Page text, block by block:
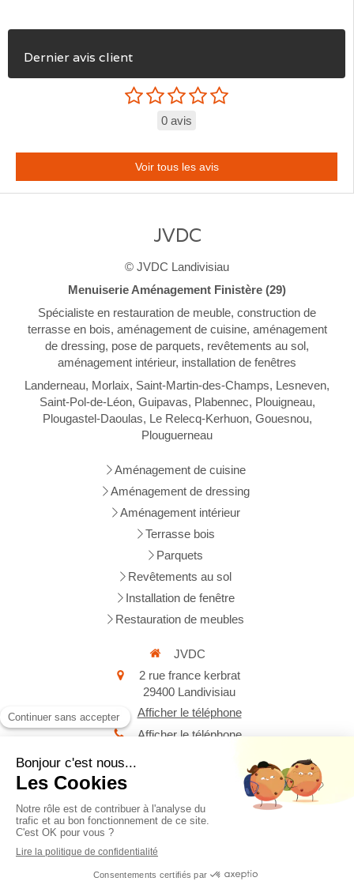
Dernier avis client
0 avis
Voir tous les avis
JVDC
© JVDC Landivisiau
Menuiserie Aménagement Finistère (29)
Spécialiste en restauration de meuble, construction de
terrasse en bois, aménagement de cuisine, aménagement
de dressing, pose de parquets, revêtements au sol,
aménagement intérieur, installation de fenêtres
Landerneau, Morlaix, Saint-Martin-des-Champs, Lesneven,
Saint-Pol-de-Léon, Guipavas, Plabennec, Plouigneau,
Plougastel-Daoulas, Le Relecq-Kerhuon, Gouesnou,
Plouguerneau
Aménagement de cuisine
Aménagement de dressing
Aménagement intérieur
Terrasse bois
Parquets
Revêtements au sol
Installation de fenêtre
Restauration de meubles
JVDC
2 rue france kerbrat
29400 Landivisiau
Afficher le téléphone
Afficher le téléphone
Demander un devis
Plan du site
Création et référencement du site par Simplébo